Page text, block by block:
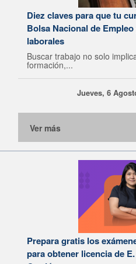
Diez claves para que tu
Bolsa Nacional de
laborales
Buscar trabajo no solo
formación,...
Jueves, 6
Ver más
Prepara gratis los
para obtener licencia de